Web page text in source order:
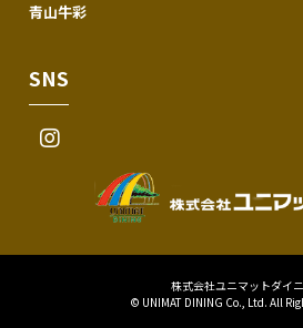
青山牛彩
SNS
株式会社ユニマットダイ
© UNIMAT DINING Co., Ltd. All